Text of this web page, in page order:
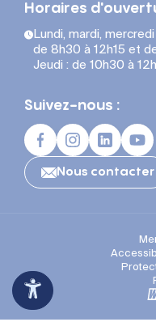
Horaires
Lundi, mardi,
de 8h30 à 12h15 et
Jeudi : de 10h30 à
Suivez-nous :
Nous contacter